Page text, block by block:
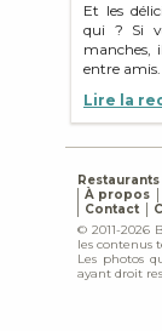
Et les
qui ? Si
manches,
entre amis.
Lire la
À propos
Contact
© 2011-2026
les contenus
Les photos
ayant droit